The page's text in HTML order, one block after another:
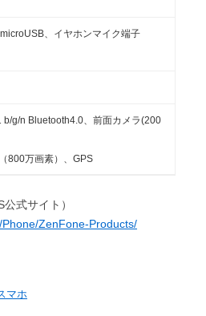
、イヤホンマイク端子
b/g/n Bluetooth4.0、前面カメラ(200
800万画素）、GPS
式サイト）
ZenFone-Products/
マホ